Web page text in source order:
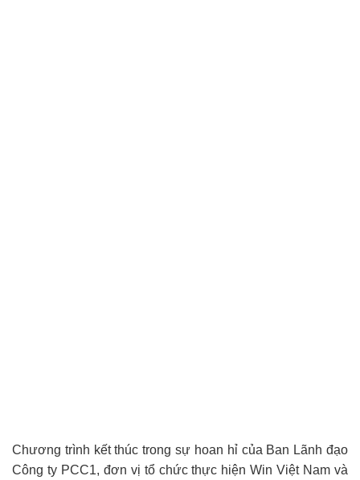
Chương trình kết thúc trong sự hoan hỉ của Ban Lãnh đạo
Công ty PCC1, đơn vị tổ chức thực hiện Win Việt Nam và